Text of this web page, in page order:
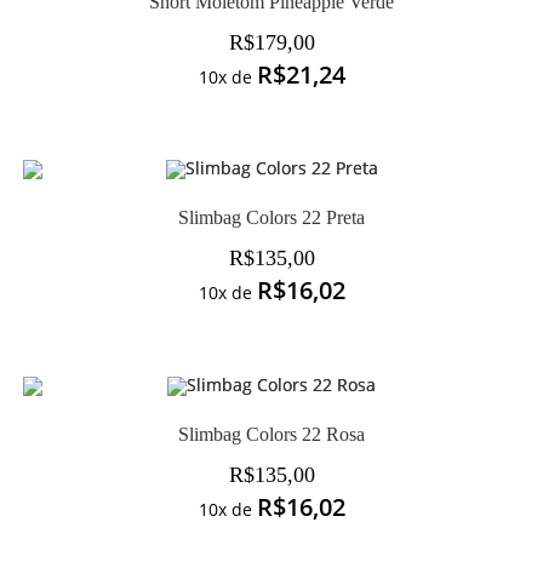
R$179,00
10x de R$21,24
Slimbag Colors 22 Preta
R$135,00
10x de R$16,02
Slimbag Colors 22 Rosa
R$135,00
10x de R$16,02